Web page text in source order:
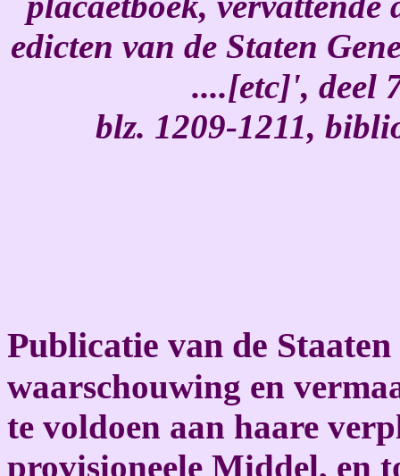
edicten van de Staten
....[etc]', deel
blz. 1209-1211,
Publicatie van de
waarschouwing en
te voldoen aan haare
provisioneele Middel, en